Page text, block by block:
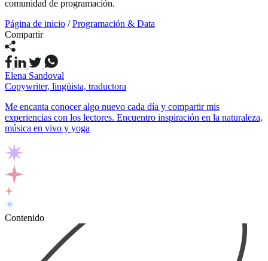
comunidad de programación.
Página de inicio / Programación & Data
Compartir
Elena Sandoval
Copywriter, lingüista, traductora
Me encanta conocer algo nuevo cada día y compartir mis
experiencias con los lectores. Encuentro inspiración en la naturaleza,
música en vivo y yoga
Contenido